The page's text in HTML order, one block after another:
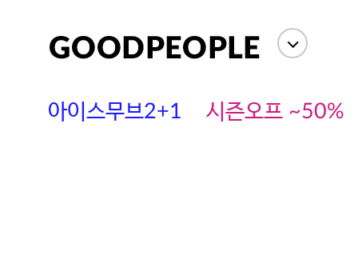
아이스무브2+1 시즌오프 ~50%